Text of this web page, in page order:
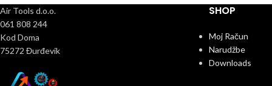
Air Tools d.o.o.
061 808 244
Kod Doma
75272 Đurđevik
SHOP
Moj Račun
Narudžbe
Downloads